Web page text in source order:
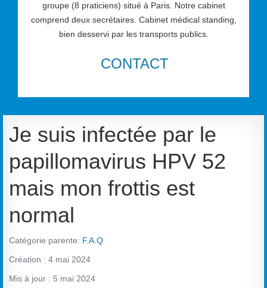
groupe (8 praticiens) situé à Paris. Notre cabinet
comprend deux secrétaires. Cabinet médical standing,
bien desservi par les transports publics.
CONTACT
Je suis infectée par le
papillomavirus HPV 52
mais mon frottis est
normal
Catégorie parente: F.A.Q
Création : 4 mai 2024
Mis à jour : 5 mai 2024